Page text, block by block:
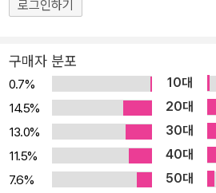
울철 한정 봉봉 쇼콜라 사건』의 이야기를
겨울날, 나란히 하교하는 두 사람을 향해
다. 그 사고로 의식을 잃었다가 간신히 깨
겨진 메시지 카드를 발견한다. “용서하지
나이는 직접 뺑소니 사고의 범인을 찾아
이 사건, 삼 년 전 고바토가 해결하려 했
나 닮았다. 과거의 사건과 현재의 사건이
로그인하기
구매자 분포
0.7% 10대
14.5%
20대
13.0%
30대
11.5%
40대
7.6%
50대